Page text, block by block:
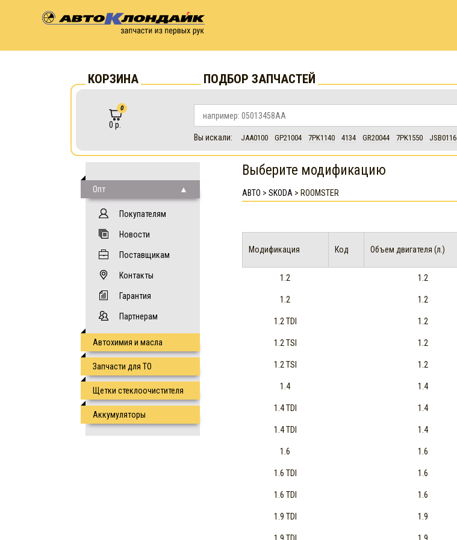
КОРЗИНА ПОДБОР ЗАПЧАСТЕЙ
0
0 р.
Вы искали: JAA0100 GP21004 7PK1140 4134 GR20044 7PK1550 JSB0116
Опт
Покупателям
Новости
Поставщикам
Контакты
Гарантия
Партнерам
Автохимия и масла
Запчасти для ТО
Щетки стеклоочистителя
Аккумуляторы
Выберите модификацию
АВТО > SKODA > ROOMSTER
Модификация Код Объем двигателя (л.)
1.2 1.2
1.2 1.2
1.2 TDI 1.2
1.2 TSI 1.2
1.2 TSI 1.2
1.4 1.4
1.4 TDI 1.4
1.4 TDI 1.4
1.6 1.6
1.6 TDI 1.6
1.6 TDI 1.6
1.9 TDI 1.9